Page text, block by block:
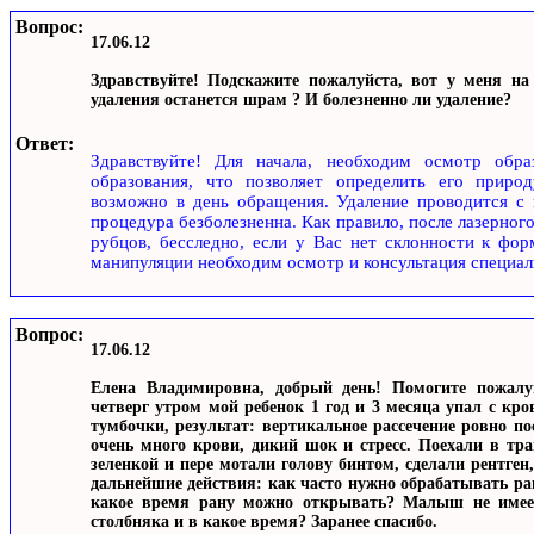
Вопрос:
17.06.12
Здравствуйте! Подскажите пожалуйста, вот у меня
удаления останется шрам ? И болезненно ли удаление?
Ответ:
Здравствуйте! Для начала, необходим осмотр
образования, что позволяет определить его
возможно в день обращения. Удаление проводится
процедура безболезненна. Как правило, после
рубцов, бесследно, если у Вас нет склонности к
манипуляции необходим осмотр и консультация
Вопрос:
17.06.12
Елена Владимировна, добрый день! Помогите
четверг утром мой ребенок 1 год и 3 месяца упал с
тумбочки, результат: вертикальное рассечение ровно
очень много крови, дикий шок и стресс. Поехали в
зеленкой и пере мотали голову бинтом, сделали
дальнейшие действия: как часто нужно обрабатывать
какое время рану можно открывать? Малыш не
столбняка и в какое время? Заранее спасибо.